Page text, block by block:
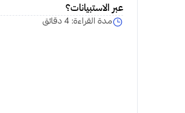
عبر الاستبيانات؟
مدة القراءة: 4 دقائق